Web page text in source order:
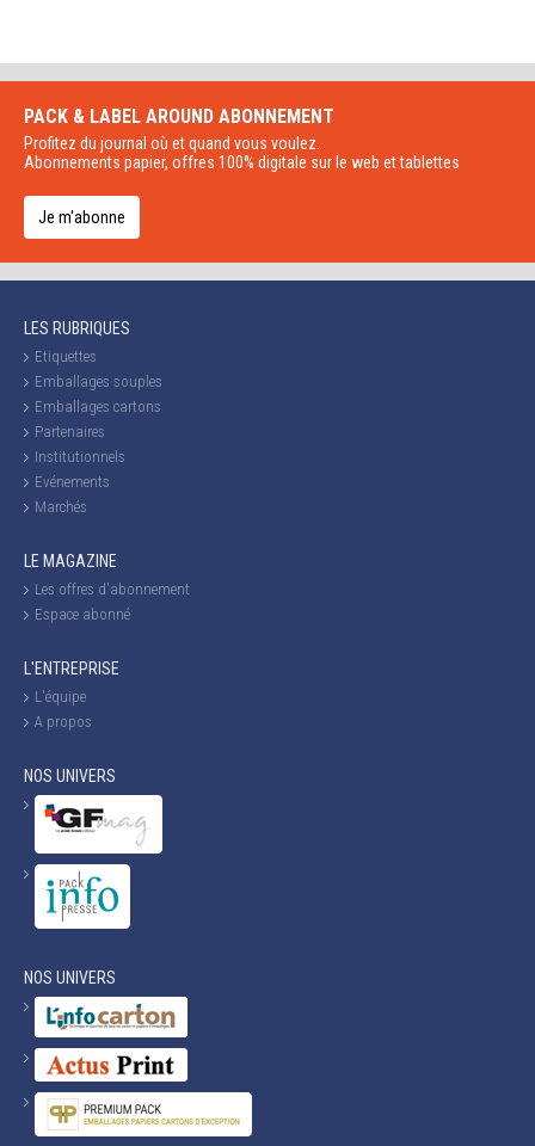
PACK & LABEL AROUND ABONNEMENT
Profitez du journal où et quand vous voulez.
Abonnements papier, offres 100% digitale sur le web et tablettes
Je m'abonne
LES RUBRIQUES
Etiquettes
Emballages souples
Emballages cartons
Partenaires
Institutionnels
Evénements
Marchés
LE MAGAZINE
Les offres d'abonnement
Espace abonné
L'ENTREPRISE
L'équipe
A propos
NOS UNIVERS
NOS UNIVERS